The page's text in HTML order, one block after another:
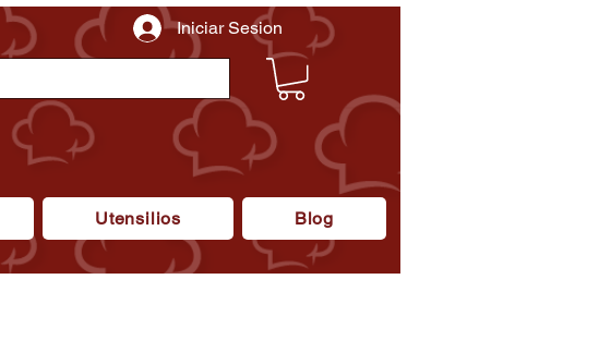
Utensilios Blog
Iniciar Sesion